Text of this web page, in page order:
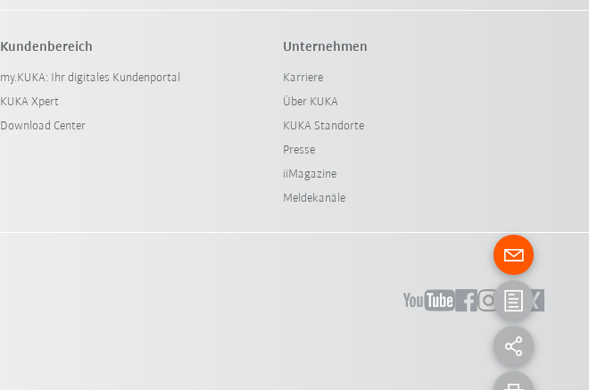
Kundenbereich
my.KUKA: Ihr digitales Kundenportal
KUKA Xpert
Download Center
Unternehmen
Karriere
Über KUKA
KUKA Standorte
Presse
iiMagazine
Meldekanäle